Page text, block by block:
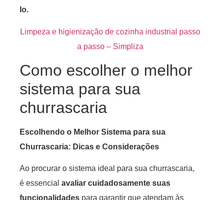
lo.
Limpeza e higienização de cozinha industrial passo
a passo – Simpliza
Como escolher o melhor
sistema para sua
churrascaria
Escolhendo o Melhor Sistema para sua
Churrascaria: Dicas e Considerações
Ao procurar o sistema ideal para sua churrascaria,
é essencial avaliar cuidadosamente suas
funcionalidades para garantir que atendam às